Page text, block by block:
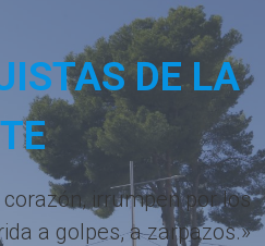
DE LA
irrumpen por los
a golpes, a zarpazos.»